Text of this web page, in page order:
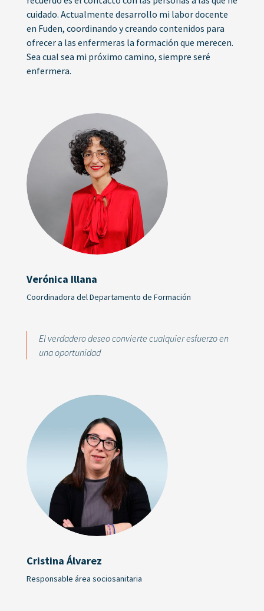
cuidado. Actualmente desarrollo mi labor docente
en Fuden, coordinando y creando contenidos para
ofrecer a las enfermeras la formación que merecen.
Sea cual sea mi próximo camino, siempre seré
enfermera.
Verónica Illana
Coordinadora del Departamento de Formación
El verdadero deseo convierte cualquier esfuerzo en
una oportunidad
Cristina Álvarez
Responsable área sociosanitaria